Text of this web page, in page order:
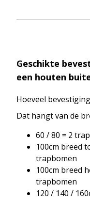
Geschikte
een houten
Hoeveel
Dat hangt van de
60 / 80 = 2
100cm breed
trapbomen
100cm breed
trapbomen
120 / 140 /